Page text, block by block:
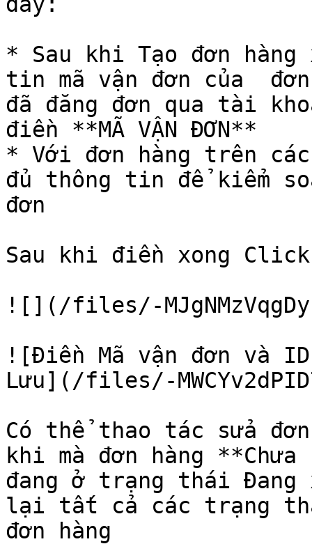
* Sau khi Tạo đơn hàng
tin mã vận đơn của
đã đăng đơn qua tài
điền **MÃ VẬN ĐƠN**
* Với đơn hàng trên
đủ thông tin để kiểm
đơn
Sau khi điền xong
![](/files/-
![Điền Mã vận đơn và
Lưu](/files/-
Có thể thao tác sửa
khi mà đơn hàng
đang ở trạng thái Đang
lại tất cả các trạng
đơn hàng